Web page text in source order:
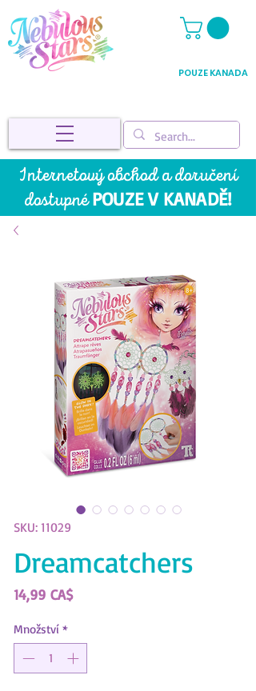
POUZE KANADA
Internetový obchod a doručení
dostupnéPOUZE V KANADĚ!
SKU: 11029
Dreamcatchers
14,99 CA$Cena
Množství *